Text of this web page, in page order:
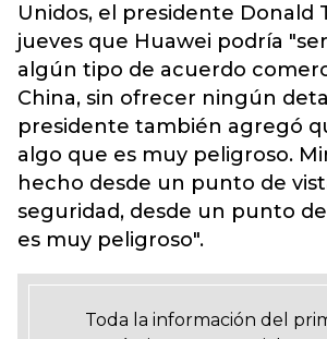
Unidos, el presidente Donald
jueves que Huawei podría
algún tipo de acuerdo
China, sin ofrecer ningún
presidente también agregó
algo que es muy peligroso.
hecho desde un punto de
seguridad, desde un punto
es muy peligroso".
Toda la información del